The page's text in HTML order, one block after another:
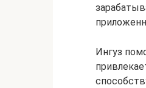
Ингуз